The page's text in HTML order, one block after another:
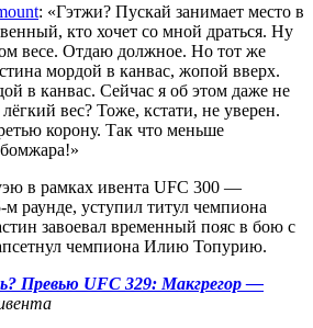
: «Гэтжи? Пускай занимает место в
кто хочет со мной драться. Ну
весе. Отдаю должное. Но тот же
мордой в канвас, жопой вверх.
в канвас. Сейчас я об этом даже не
вес? Тоже, кстати, не уверен.
корону. Так что меньше
в рамках ивента UFC 300 —
раунде, уступил титул чемпиона
завоевал временный пояс в бою с
чемпиона Илию Топурию.
Превью UFC 329: Макгрегор —